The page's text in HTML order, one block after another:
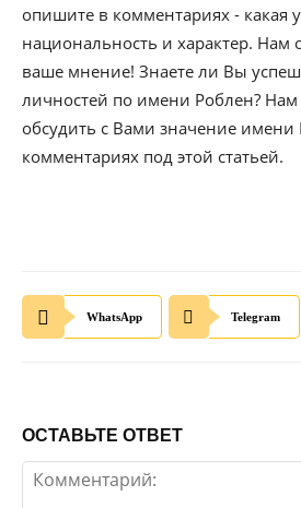
опишите в комментариях - какая
национальность и характер. Нам
ваше мнение! Знаете ли Вы
личностей по имени Роблен? Нам
обсудить с Вами значение имени
комментариях под этой статьей.
WhatsApp Telegram
ОСТАВЬТЕ ОТВЕТ